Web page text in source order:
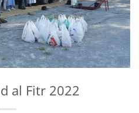
al Fitr 2022